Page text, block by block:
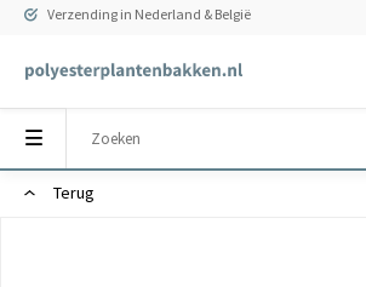
Verzending in Nederland & België
Terug